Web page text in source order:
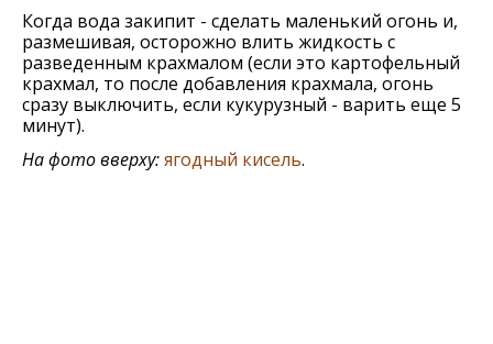
Когда вода закипит - сделать маленький огонь и,
размешивая, осторожно влить жидкость с
разведенным крахмалом (если это картофельный
крахмал, то после добавления крахмала, огонь
сразу выключить, если кукурузный - варить еще 5
минут).
На фото вверху:ягодный кисель.